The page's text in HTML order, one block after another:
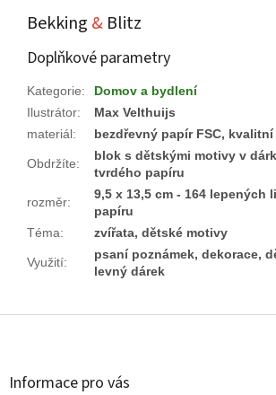
Bekking & Blitz
Doplňkové parametry
Kategorie:
Domov a bydlení
Ilustrátor:
Max Velthuijs
materiál: bezdřevný papír FSC,
Obdržíte:
blok s dětskými motivy v
tvrdého papíru
rozměr:
9,5 x 13,5 cm - 164 lepených
papíru
Téma: zvířata, dětské motivy
Využití:
psaní poznámek, dekorace,
levný dárek
Z
Informace pro vás